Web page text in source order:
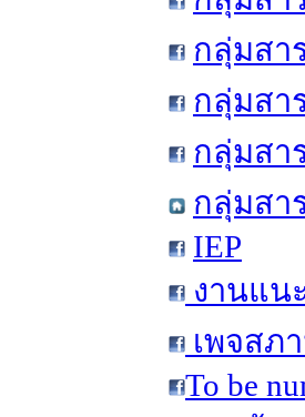
กลุ่มสา
กลุ่มสา
กลุ่มสา
กลุ่มสา
IEP
งานแน
เพจสภ
To be